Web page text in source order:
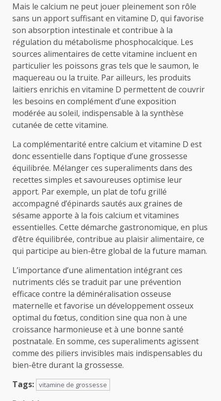
Mais le calcium ne peut jouer pleinement son rôle
sans un apport suffisant en vitamine D, qui favorise
son absorption intestinale et contribue à la
régulation du métabolisme phosphocalcique. Les
sources alimentaires de cette vitamine incluent en
particulier les poissons gras tels que le saumon, le
maquereau ou la truite. Par ailleurs, les produits
laitiers enrichis en vitamine D permettent de couvrir
les besoins en complément d’une exposition
modérée au soleil, indispensable à la synthèse
cutanée de cette vitamine.
La complémentarité entre calcium et vitamine D est
donc essentielle dans l’optique d’une grossesse
équilibrée. Mélanger ces superaliments dans des
recettes simples et savoureuses optimise leur
apport. Par exemple, un plat de tofu grillé
accompagné d’épinards sautés aux graines de
sésame apporte à la fois calcium et vitamines
essentielles. Cette démarche gastronomique, en plus
d’être équilibrée, contribue au plaisir alimentaire, ce
qui participe au bien-être global de la future maman.
L’importance d’une alimentation intégrant ces
nutriments clés se traduit par une prévention
efficace contre la déminéralisation osseuse
maternelle et favorise un développement osseux
optimal du fœtus, condition sine qua non à une
croissance harmonieuse et à une bonne santé
postnatale. En somme, ces superaliments agissent
comme des piliers invisibles mais indispensables du
bien-être durant la grossesse.
Tags: vitamine de grossesse